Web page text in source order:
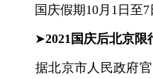
国庆假期10月1日至7
➤2021 国庆后北京限
据北京市人民政府官